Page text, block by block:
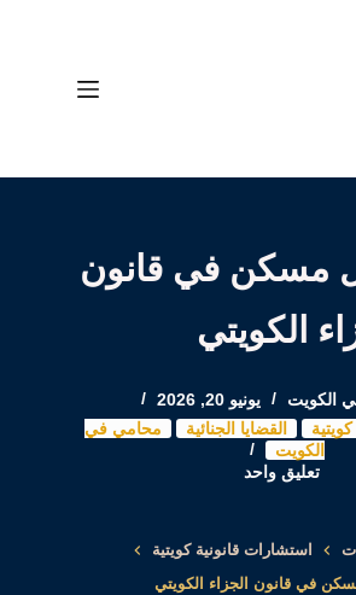
مسكن في قانون
الكويتي
الكويت
يونيو 20, 2026
القضايا الجنائية
محامي في
الكويت
تعليق واحد
استشارات قانونية كويتية
في قانون الجزاء الكويتي